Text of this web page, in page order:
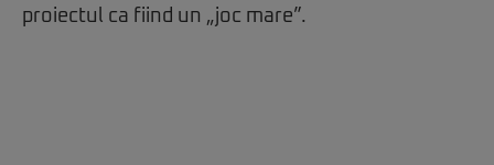
proiectul ca fiind un „joc mare”.